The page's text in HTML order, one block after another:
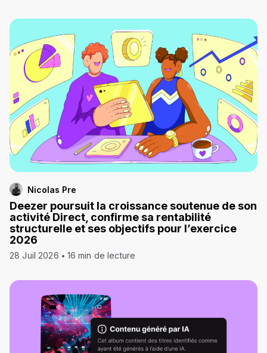
Nicolas Pre
Deezer poursuit la croissance soutenue de son
activité Direct, confirme sa rentabilité
structurelle et ses objectifs pour l’exercice
2026
28 Juil 2026 16 min de lecture